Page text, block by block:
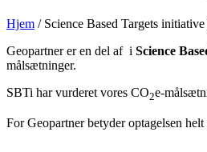
Hjem /Science Based Targets
Geopartner er en del af i Science
målsætninger.
SBTi har vurderet vores CO2e-
For Geopartner betyder optagelsen